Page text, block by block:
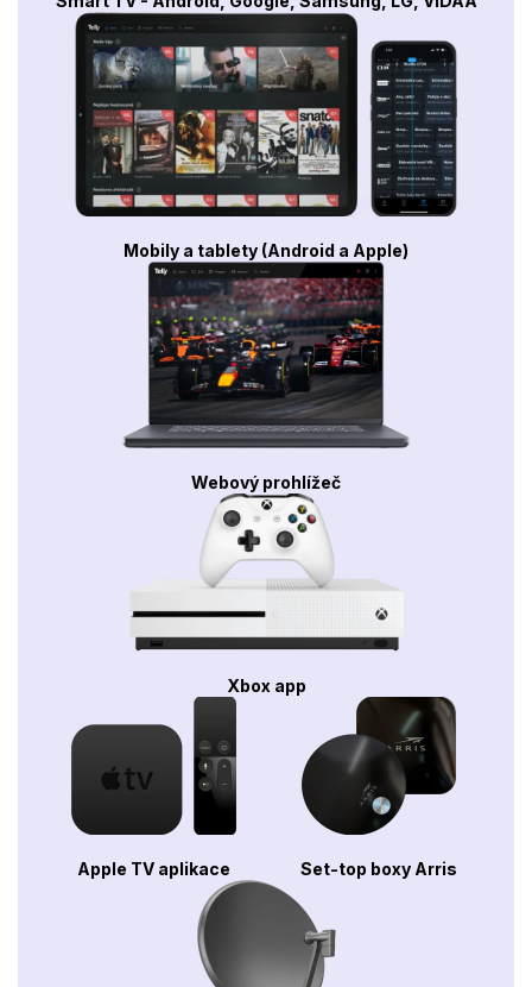
Mobily a tablety (Android a Apple)
Webový prohlížeč
Xbox app
Apple TV aplikace Set-top boxy Arris